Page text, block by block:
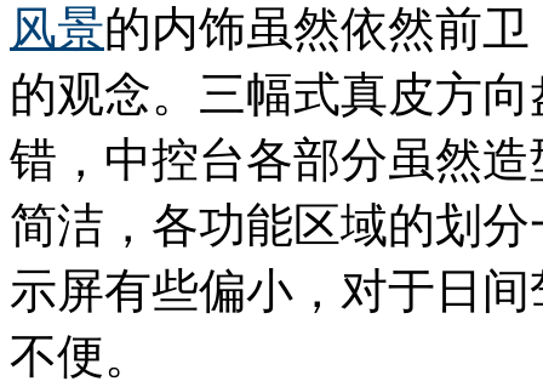
风景的内饰虽然依然前
的观念。三幅式真皮方
错，中控台各部分虽然
简洁，各功能区域的划
示屏有些偏小，对于日
不便。